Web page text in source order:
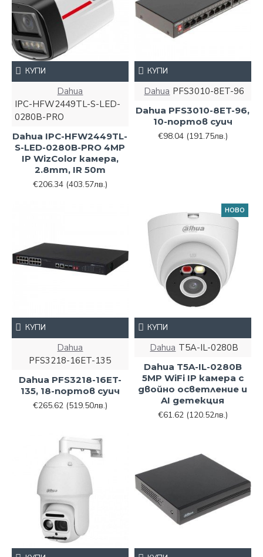
Dahua
IPC-HFW2449TL-S-LED-
0280B-PRO
Dahua IPC-HFW2449TL-
S-LED-0280B-PRO 4MP
IP WizColor камера,
2.8mm, IR 50m
€206.34 (403.57лв.)
КУПИ
Dahua PFS3010-8ET-96
Dahua PFS3010-8ET-96,
10-портов суич
€98.04 (191.75лв.)
КУПИ
Dahua
PFS3218-16ET-135
Dahua PFS3218-16ET-
135, 18-портов суич
€265.62 (519.50лв.)
КУПИ
НОВО
Dahua T5A-IL-0280B
Dahua T5A-IL-0280B
5MP WiFi IP камера с
двойно осветление и
AI детекция
€61.62 (120.52лв.)
КУПИ